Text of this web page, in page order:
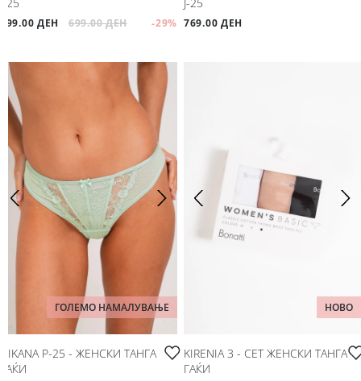
499.00 ДЕН 699.00 ДЕН -29% 769.00 ДЕН
ГОЛЕМО НАМАЛУВАЊЕ
NIKANA P-25 - ЖЕНСКИ ТАНГА
ГАЌИ
НОВО
KIRENIA 3 - СЕТ ЖЕНСКИ ТАНГА
ГАЌИ